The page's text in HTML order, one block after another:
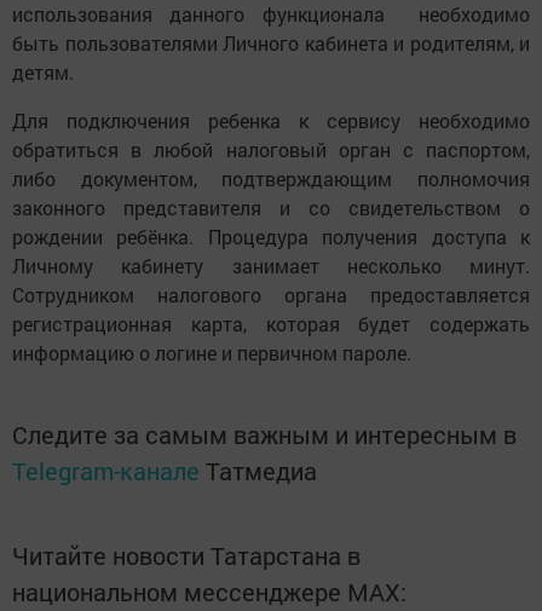
использования данного функционала необходимо
быть пользователями Личного кабинета и родителям, и
детям.
Для подключения ребенка к сервису необходимо
обратиться в любой налоговый орган с паспортом,
либо документом, подтверждающим полномочия
законного представителя и со свидетельством о
рождении ребёнка. Процедура получения доступа к
Личному кабинету занимает несколько минут.
Сотрудником налогового органа предоставляется
регистрационная карта, которая будет содержать
информацию о логине и первичном пароле.
Следите за самым важным и интересным в
Telegram-канале Татмедиа
Читайте новости Татарстана в
национальном мессенджере MАХ: